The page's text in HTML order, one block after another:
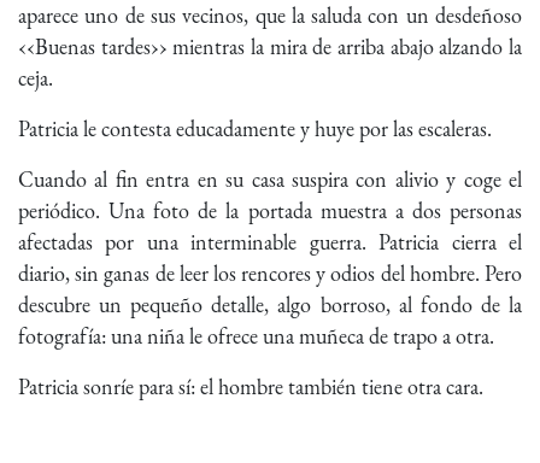
aparece uno de sus vecinos, que la saluda con un desdeñoso
‹‹Buenas tardes›› mientras la mira de arriba abajo alzando la
ceja.
Patricia le contesta educadamente y huye por las escaleras.
Cuando al fin entra en su casa suspira con alivio y coge el
periódico. Una foto de la portada muestra a dos personas
afectadas por una interminable guerra. Patricia cierra el
diario, sin ganas de leer los rencores y odios del hombre. Pero
descubre un pequeño detalle, algo borroso, al fondo de la
fotografía: una niña le ofrece una muñeca de trapo a otra.
Patricia sonríe para sí: el hombre también tiene otra cara.